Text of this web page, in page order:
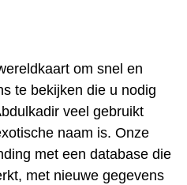
om snel en
te bekijken die u nodig
veel gebruikt
naam is. Onze
met een database die
met nieuwe gegevens